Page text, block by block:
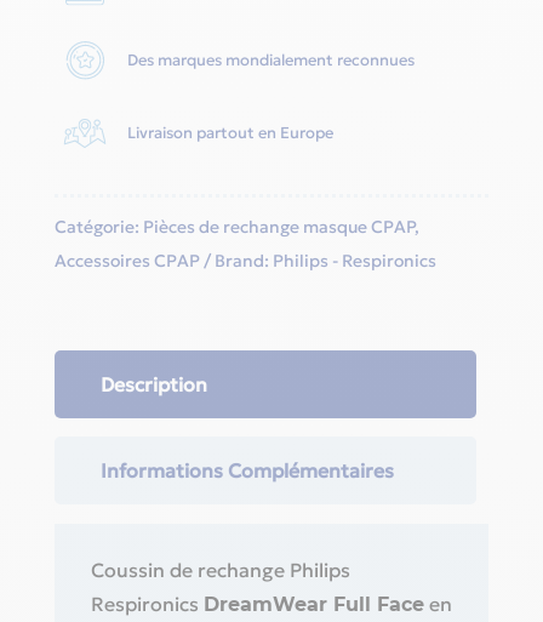
Des marques mondialement reconnues
Livraison partout en Europe
Catégorie: Pièces de rechange masque CPAP,
Accessoires CPAP
Brand: Philips - Respironics
Description
Informations Complémentaires
Coussin de rechange Philips
Respironics DreamWear Full Faceen